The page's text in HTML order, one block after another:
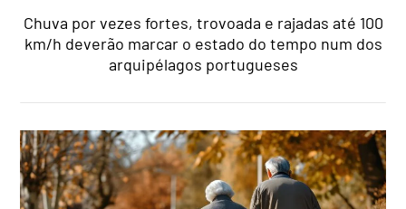
Chuva por vezes fortes, trovoada e rajadas até 100
km/h deverão marcar o estado do tempo num dos
arquipélagos portugueses